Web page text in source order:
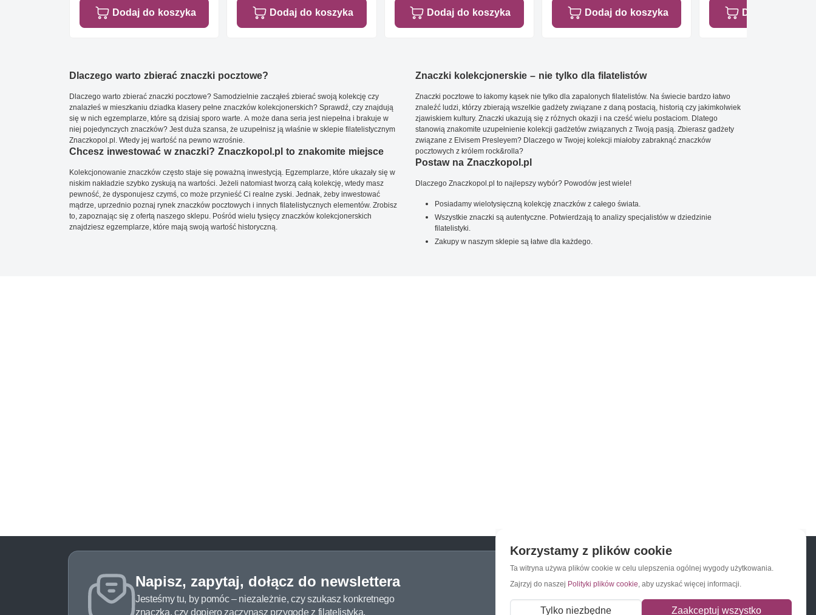
Dodaj do koszyka Dodaj do koszyka Dodaj do koszyka Dodaj do koszyka Dodaj do
Dlaczego warto zbierać znaczki pocztowe?
Dlaczego warto zbierać znaczki pocztowe? Samodzielnie zacząłeś zbierać swoją kolekcję czy
znalazłeś w mieszkaniu dziadka klasery pełne znaczków kolekcjonerskich? Sprawdź, czy znajdują
się w nich egzemplarze, które są dzisiaj sporo warte. A może dana seria jest niepełna i brakuje w
niej pojedynczych znaczków? Jest duża szansa, że uzupełnisz ją właśnie w sklepie filatelistycznym
Znaczkopol.pl. Wtedy jej wartość na pewno wzrośnie.
Chcesz inwestować w znaczki? Znaczkopol.pl to znakomite miejsce
Kolekcjonowanie znaczków często staje się poważną inwestycją. Egzemplarze, które ukazały się w
niskim nakładzie szybko zyskują na wartości. Jeżeli natomiast tworzą całą kolekcję, wtedy masz
pewność, że dysponujesz czymś, co może przynieść Ci realne zyski. Jednak, żeby inwestować
mądrze, uprzednio poznaj rynek znaczków pocztowych i innych filatelistycznych elementów. Zrobisz
to, zapoznając się z ofertą naszego sklepu. Pośród wielu tysięcy znaczków kolekcjonerskich
znajdziesz egzemplarze, które mają swoją wartość historyczną.
Znaczki kolekcjonerskie – nie tylko dla filatelistów
Znaczki pocztowe to łakomy kąsek nie tylko dla zapalonych filatelistów. Na świecie bardzo łatwo
znaleźć ludzi, którzy zbierają wszelkie gadżety związane z daną postacią, historią czy jakimkolwiek
zjawiskiem kultury. Znaczki ukazują się z różnych okazji i na cześć wielu postaciom. Dlatego
stanowią znakomite uzupełnienie kolekcji gadżetów związanych z Twoją pasją. Zbierasz gadżety
związane z Elvisem Presleyem? Dlaczego w Twojej kolekcji miałoby zabraknąć znaczków
pocztowych z królem rock&rolla?
Postaw na Znaczkopol.pl
Dlaczego Znaczkopol.pl to najlepszy wybór? Powodów jest wiele!
Posiadamy wielotysięczną kolekcję znaczków z całego świata.
Wszystkie znaczki są autentyczne. Potwierdzają to analizy specjalistów w dziedzinie
filatelistyki.
Zakupy w naszym sklepie są łatwe dla każdego.
Napisz, zapytaj, dołącz do newslettera
Jesteśmy tu, by pomóc – niezależnie, czy szukasz konkretnego
znaczka, czy dopiero zaczynasz przygodę z filatelistyką.
Napisz do nas Zapisz się do newslettera
Korzystamy z plików cookie
Ta witryna używa plików cookie w celu ulepszenia ogólnej wygody użytkowania.
Zajrzyj do naszej Polityki plików cookie, aby uzyskać więcej informacji.
Tylko niezbędne Zaakceptuj wszystko